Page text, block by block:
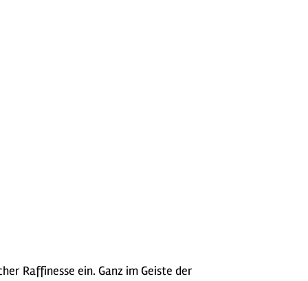
Raffinesse ein. Ganz im Geiste der